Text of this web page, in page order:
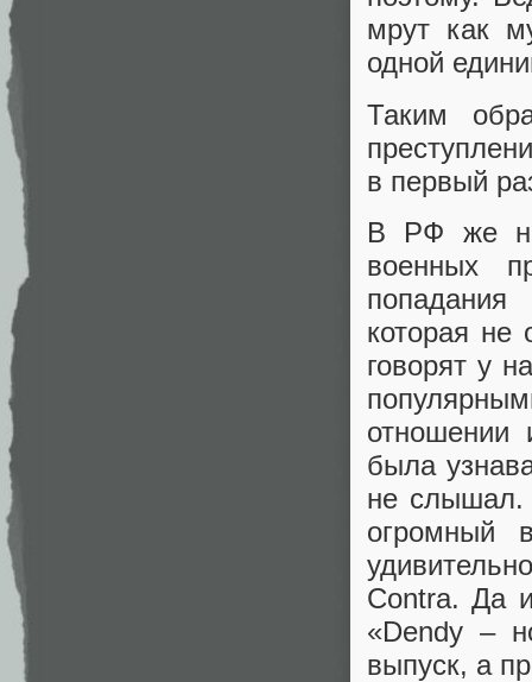
мрут как
одной
Таким
в первый
В РФ же
военных
которая не
говорят у
отношении
была
не слышал.
огромный
Contra. Да
«Dendy –
выпуск, а